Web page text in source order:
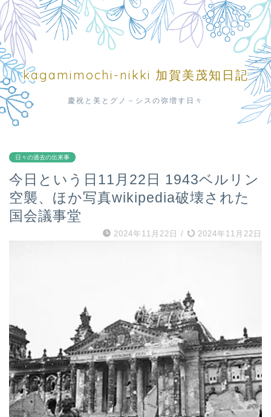
kagamimochi-nikki 加賀美茂知日記
慶祝と美とグノ－シスの弥増す日々
日々の過去の出来事
今日という日11月22日 1943ベルリン
空襲、ほか写真wikipedia破壊された
国会議事堂
2024年11月22日 / 2024年11月22日